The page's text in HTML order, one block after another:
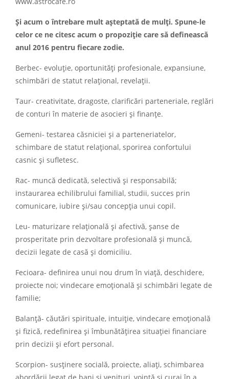
Şi acum o întrebare mult aşteptată de mulţi. Spune-le
celor ce ne citesc acum o propoziţie care să definească
anul 2016 pentru fiecare zodie.
Berbec- evoluţie, oportunităţi profesionale, expansiune,
schimbări de statut relaţional, revelaţii.
Taur- creativitate, dragoste, clarificări parteneriale, reglări
de conturi în materie de asocieri şi finanţe.
Gemeni- testarea căsniciei şi a parteneriatelor,
schimbare de statut relaţional, sporirea confortului
casnic şi sufletesc.
Rac- muncă dedicată, selectivă şi responsabilă;
instaurarea echilibrului familial, studii, succes prin
comunicare, iubire şi/sau concepţia unui copil.
Leu- maturizare relaţională şi afectivă, şanse de
prosperitate prin dezvoltare profesională şi muncă,
decizii legate de casă şi domiciliu.
Fecioara- definirea unui nou drum în viaţă, deschidere,
proiecte noi; vindecare emoţională şi schimbări legate de
familie;
Balanţă- căutări spirituale, intuiţie, vindecare emoţională
şi fizică, redefinirea şi îmbunătăţirea situaţiei financiare
prin decizii şi efort personal.
Scorpion- susţinere socială, proiecte, aliaţi, schimbarea